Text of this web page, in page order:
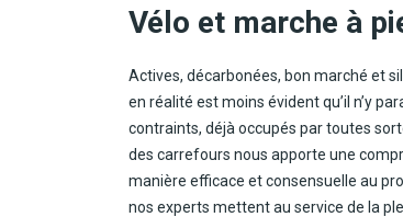
Vélo et marche à
Actives, décarbonées, bon marché et
en réalité est moins évident qu’il n’y
contraints, déjà occupés par toutes
des carrefours nous apporte une
manière efficace et consensuelle au
nos experts mettent au service de la